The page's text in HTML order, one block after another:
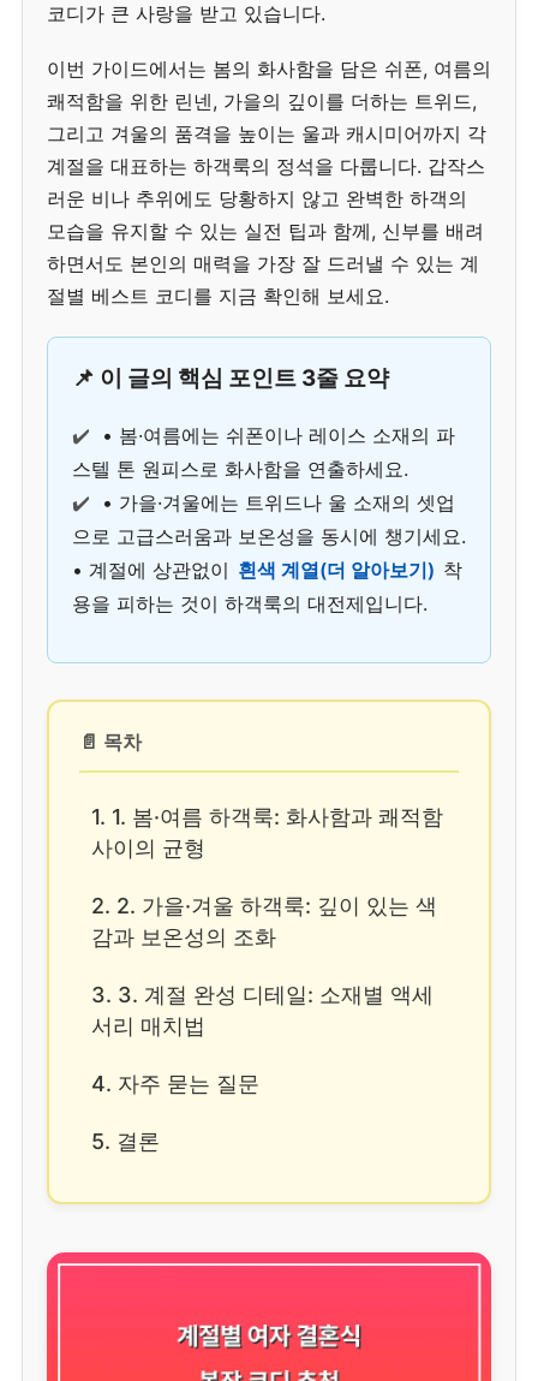
코디가 큰 사랑을 받고 있습니다.
이번 가이드에서는 봄의 화사함을 담은 쉬폰, 여름의
쾌적함을 위한 린넨, 가을의 깊이를 더하는 트위드,
그리고 겨울의 품격을 높이는 울과 캐시미어까지 각
계절을 대표하는 하객룩의 정석을 다룹니다. 갑작스
러운 비나 추위에도 당황하지 않고 완벽한 하객의
모습을 유지할 수 있는 실전 팁과 함께, 신부를 배려
하면서도 본인의 매력을 가장 잘 드러낼 수 있는 계
절별 베스트 코디를 지금 확인해 보세요.
📌 이 글의 핵심 포인트 3줄 요약
✔️
• 봄·여름에는 쉬폰이나 레이스 소재의 파
스텔 톤 원피스로 화사함을 연출하세요.
✔️
• 가을·겨울에는 트위드나 울 소재의 셋업
으로 고급스러움과 보온성을 동시에 챙기세요.
• 계절에 상관없이 흰색 계열(더 알아보기) 착
용을 피하는 것이 하객룩의 대전제입니다.
📄 목차
1. 1. 봄·여름 하객룩: 화사함과 쾌적함
사이의 균형
2. 2. 가을·겨울 하객룩: 깊이 있는 색
감과 보온성의 조화
3. 3. 계절 완성 디테일: 소재별 액세
서리 매치법
4. 자주 묻는 질문
5. 결론